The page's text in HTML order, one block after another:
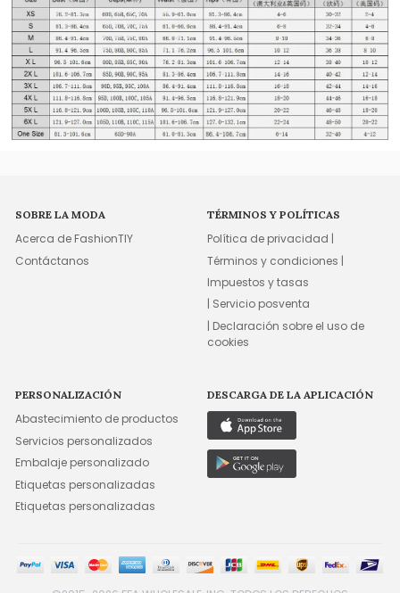
SOBRE LA MODA
Acerca de FashionTIY
Contáctanos
TÉRMINOS Y POLÍTICAS
Política de privacidad |
Términos y condiciones |
Impuestos y tasas
| Servicio posventa
| Declaración sobre el uso de
cookies
PERSONALIZACIÓN
Abastecimiento de productos
Servicios personalizados
Embalaje personalizado
Etiquetas personalizadas
Etiquetas personalizadas
DESCARGA DE LA APLICACIÓN